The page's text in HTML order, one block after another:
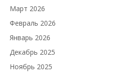
Март 2026
Февраль 2026
Январь 2026
Декабрь 2025
Ноябрь 2025